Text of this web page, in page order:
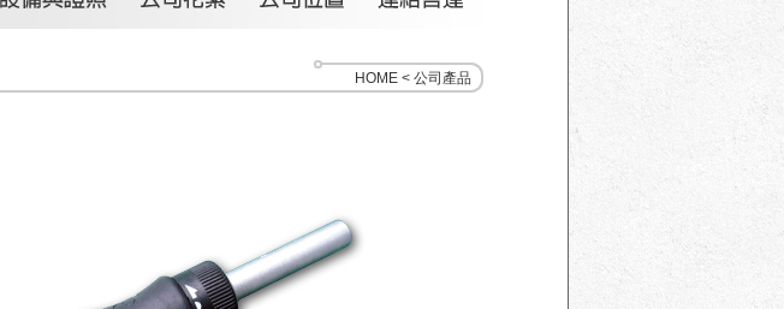
HOME < 公司產品